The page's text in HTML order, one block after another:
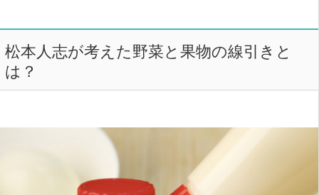
松本人志が考えた野菜と果物の線引きと
は？